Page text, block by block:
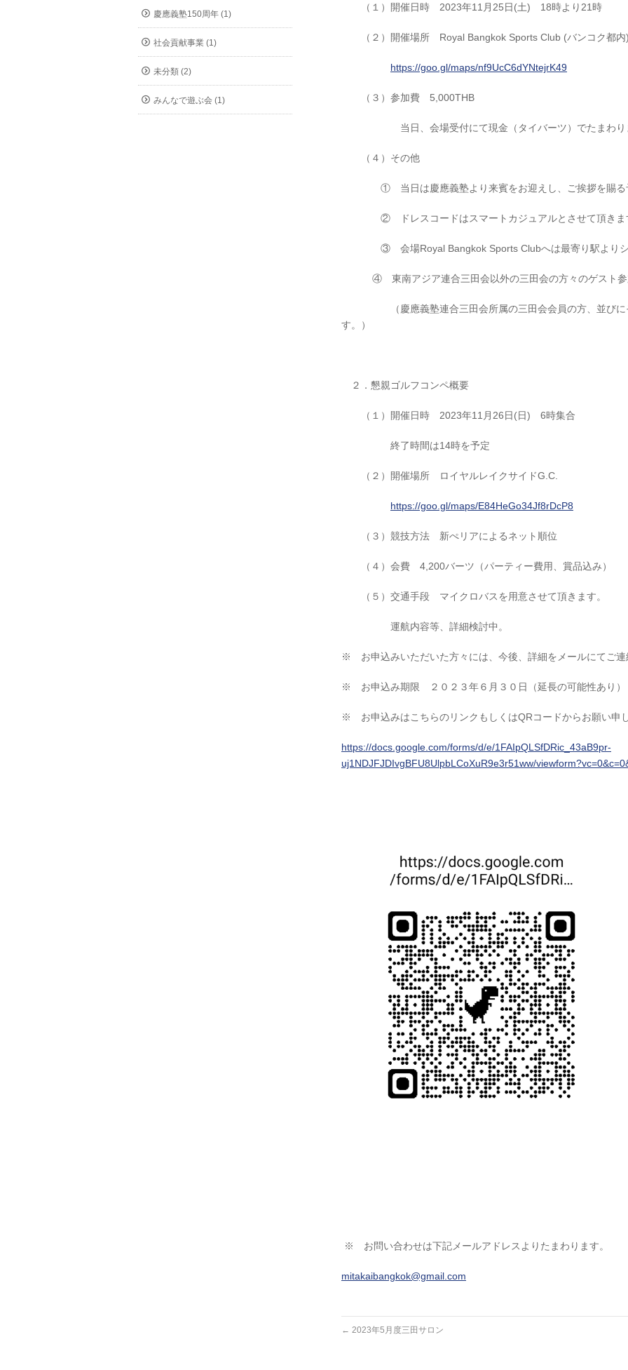
（１）開催日時 2023年11月25日(土) 18時より21時
（２）開催場所 Royal Bangkok Sports Club (バンコク都内)
https://goo.gl/maps/nf9UcC6dYNtejrK49
（３）参加費 5,000THB
当日、会場受付にて現金（タイバーツ）でたまわり
（４）その他
① 当日は慶應義塾より来賓をお迎えし、ご挨拶を賜る予
② ドレスコードはスマートカジュアルとさせて頂きま
③ 会場Royal Bangkok Sports Clubへは最寄り駅よりシャ
④ 東南アジア連合三田会以外の三田会の方々のゲスト参加
（慶應義塾連合三田会所属の三田会会員の方、並びにそ
す。）
２．懇親ゴルフコンペ概要
（１）開催日時 2023年11月26日(日) 6時集合
終了時間は14時を予定
（２）開催場所 ロイヤルレイクサイドG.C.
https://goo.gl/maps/E84HeGo34Jf8rDcP8
（３）競技方法 新ぺリアによるネット順位
（４）会費 4,200バーツ（パーティー費用、賞品込み）
（５）交通手段 マイクロバスを用意させて頂きます。
運航内容等、詳細検討中。
※ お申込みいただいた方々には、今後、詳細をメールにてご連
※ お申込み期限 ２０２３年６月３０日（延長の可能性あり）
※ お申込みはこちらのリンクもしくはQRコードからお願い申し
https://docs.google.com/forms/d/e/1FAIpQLSfDRic_43aB9pr-
uj1NDJFJDIvgBFU8UlpbLCoXuR9e3r51ww/
※ お問い合わせは下記メールアドレスよりたまわります。
mitakaibangkok@gmail.com
← 2023年5月度三田サロン
慶應義塾150周年 (1)
社会貢献事業 (1)
未分類 (2)
みんなで遊ぶ会 (1)